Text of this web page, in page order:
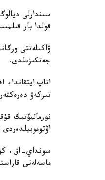
سىندارلى
قولدا بار
ۋاكىلەتتى
جەتكىزىلدى.
اتاپ
تىركەۋ
نورماتيۆتىك
ماسەلەنى